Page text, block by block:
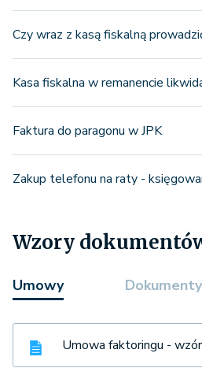
Czy wraz z kasą fiskalną
Kasa fiskalna w remanencie
Faktura do paragonu w JPK
Zakup telefonu na raty -
Wzory
Umowy Dokumenty
Umowa faktoringu -